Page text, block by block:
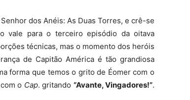
dos Anéis: As Duas Torres, e crê-se
vale para o terceiro episódio da oitava
técnicas, mas o momento dos heróis
de Capitão América é tão grandiosa
forma que temos o grito de Éomer com o
o Cap. gritando “Avante, Vingadores!”.